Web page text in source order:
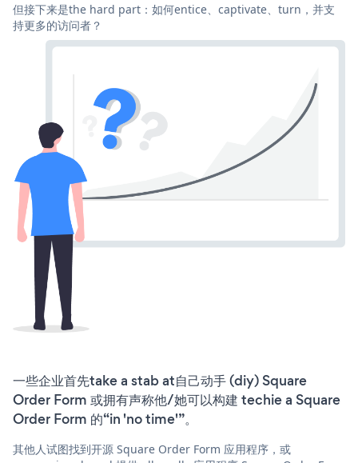
但接下来是the hard part：如何entice、captivate、turn，并支
持更多的访问者？
一些企业首先take a stab at自己动手 (diy) Square
Order Form 或拥有声称他/她可以构建 techie a Square
Order Form 的“in 'no time'”。
其他人试图找到开源 Square Order Form 应用程序，或